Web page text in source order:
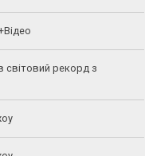
світовий рекорд з